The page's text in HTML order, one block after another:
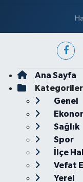
Ana Sayfa
Kategoriler
Genel
Sağlık
Spor
İlçe
Vefat
Yerel